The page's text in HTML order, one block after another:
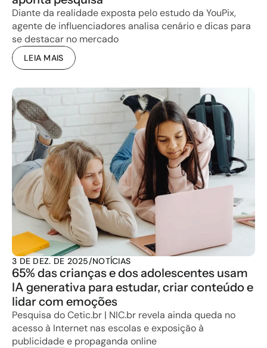
Diante da realidade exposta pelo estudo da YouPix,
agente de influenciadores analisa cenário e dicas para
se destacar no mercado
LEIA MAIS
3 DE DEZ. DE 2025/NOTÍCIAS
65% das crianças e dos adolescentes usam
IA generativa para estudar, criar conteúdo e
lidar com emoções
Pesquisa do Cetic.br | NIC.br revela ainda queda no
acesso à Internet nas escolas e exposição à
publicidade e propaganda online